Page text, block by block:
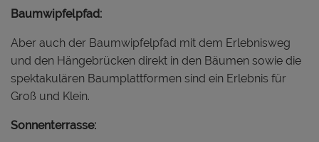
Baumwipfelpfad:
Aber auch der Baumwipfelpfad mit dem Erlebnisweg
und den Hängebrücken direkt in den Bäumen sowie die
spektakulären Baumplattformen sind ein Erlebnis für
Groß und Klein.
Sonnenterrasse: